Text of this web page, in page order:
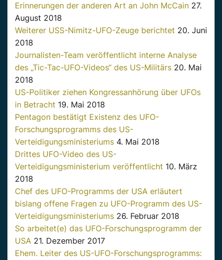
Erinnerungen der anderen Art an John McCain 27.
August 2018
Weiterer USS-Nimitz-UFO-Zeuge berichtet 20. Juni
2018
Journalisten-Team veröffentlicht interne Analyse
des „Tic-Tac-UFO-Videos“ des US-Militärs 20. Mai
2018
US-Politiker ziehen Kongressanhörung über UFOs
in Betracht 19. Mai 2018
Pentagon bestätigt Existenz des UFO-
Forschungsprogramms des US-
Verteidigungsministeriums 4. Mai 2018
Drittes UFO-Video des US-
Verteidigungsministerium veröffentlicht 10. März
2018
Chef des UFO-Programms der USA erläutert
bislang offene Fragen zu UFO-Programm des US-
Verteidigungsministeriums 26. Februar 2018
So arbeitet(e) das UFO-Forschungsprogramm der
USA 21. Dezember 2017
Ehem. Leiter des US-UFO-Forschungsprogramms: